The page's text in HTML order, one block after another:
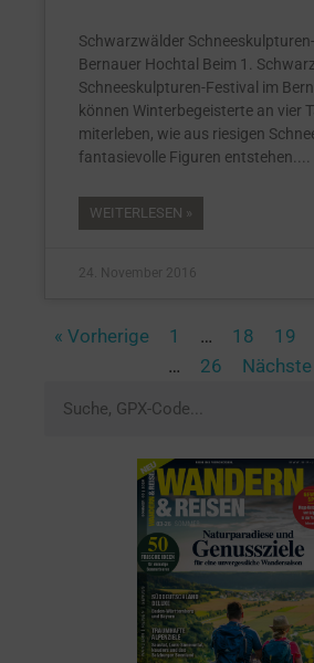
Schwarzwälder
Bernauer Hochtal Beim 1.
Schneeskulpturen-Festival im
können Winterbegeisterte an vier
miterleben, wie aus riesigen
fantasievolle Figuren entstehen.
WEITERLESEN »
24. November 2016
« Vorherige 1 … 18 19
…
26 Nächste